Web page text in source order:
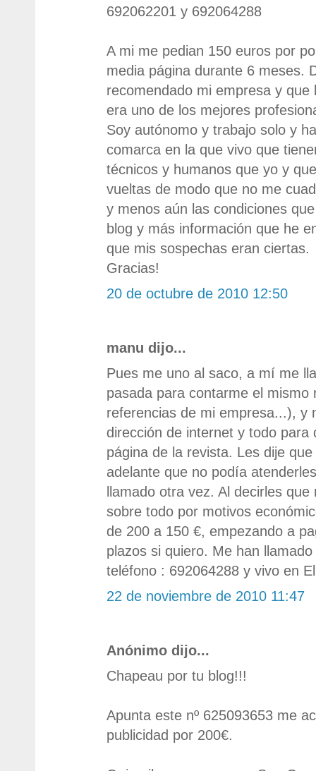
692062201 y 692064288
A mi me pedian 150 euros por
media página durante 6 meses.
recomendado mi empresa y que
era uno de los mejores
Soy autónomo y trabajo solo y
comarca en la que vivo que
técnicos y humanos que yo y
vueltas de modo que no me
y menos aún las condiciones
blog y más información que he
que mis sospechas eran ciertas.
Gracias!
20 de octubre de 2010 12:50
manu dijo...
Pues me uno al saco, a mí me
pasada para contarme el mismo
referencias de mi empresa...), y
dirección de internet y todo para
página de la revista. Les dije
adelante que no podía
llamado otra vez. Al decirles
sobre todo por motivos
de 200 a 150 €, empezando a
plazos si quiero. Me han
teléfono : 692064288 y vivo en
22 de noviembre de 2010 11:47
Anónimo dijo...
Chapeau por tu blog!!!
Apunta este nº 625093653 me
publicidad por 200€.